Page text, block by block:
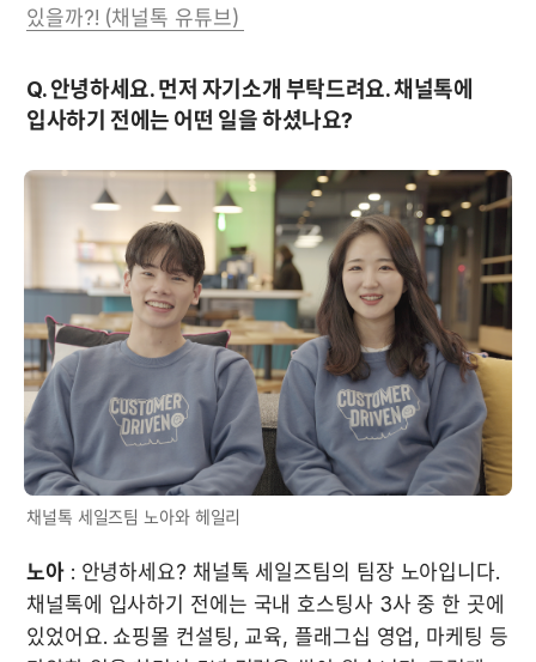
있을까?! (채널톡 유튜브)
Q. 안녕하세요. 먼저 자기소개 부탁드려요. 채널톡에
입사하기 전에는 어떤 일을 하셨나요?
채널톡 세일즈팀 노아와 헤일리
노아 : 안녕하세요? 채널톡 세일즈팀의 팀장 노아입니다.
채널톡에 입사하기 전에는 국내 호스팅사 3사 중 한 곳에
있었어요. 쇼핑몰 컨설팅, 교육, 플래그십 영업, 마케팅 등